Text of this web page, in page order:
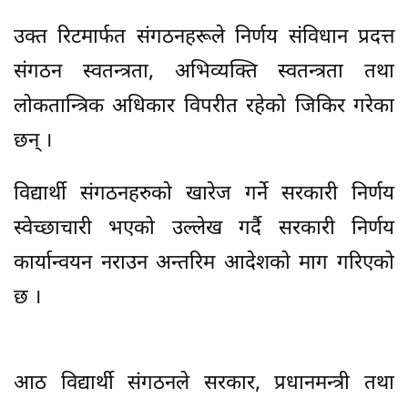
उक्त रिटमार्फत संगठनहरूले निर्णय संविधान प्रदत्त
संगठन स्वतन्त्रता, अभिव्यक्ति स्वतन्त्रता तथा
लोकतान्त्रिक अधिकार विपरीत रहेको जिकिर गरेका
छन् ।
विद्यार्थी संगठनहरुको खारेज गर्ने सरकारी निर्णय
स्वेच्छाचारी भएको उल्लेख गर्दै सरकारी निर्णय
कार्यान्वयन नराउन अन्तरिम आदेशको माग गरिएको
छ ।
आठ विद्यार्थी संगठनले सरकार, प्रधानमन्त्री तथा